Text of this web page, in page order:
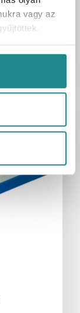
vagy az
850 Ft
Kosárba